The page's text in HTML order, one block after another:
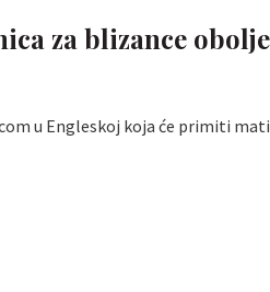
za blizance
u Engleskoj koja će primiti